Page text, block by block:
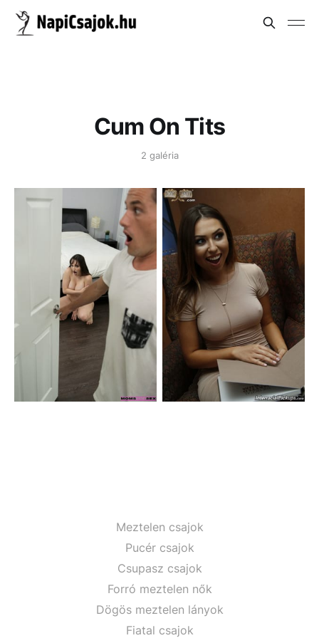
Cum On Tits
2 galéria
Meztelen csajok
Pucér csajok
Csupasz csajok
Forró meztelen nők
Dögös meztelen lányok
Fiatal csajok